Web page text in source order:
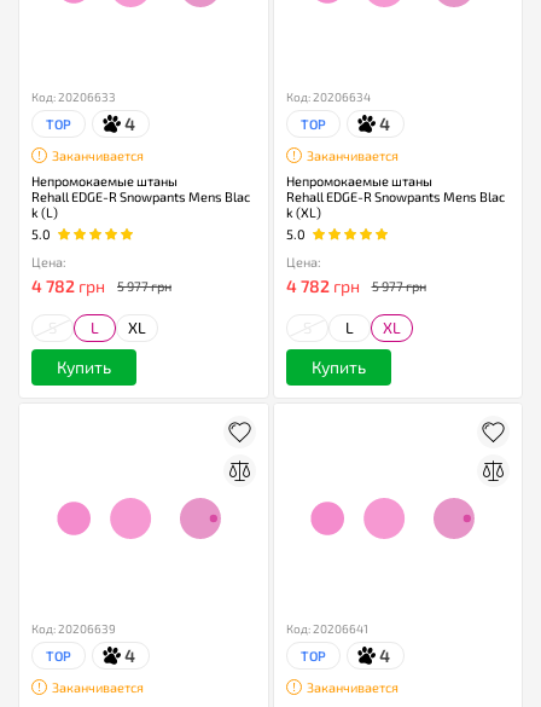
Код: 20206633
TOP 4
Заканчивается
Непромокаемые штаны
Rehall EDGE-R Snowpants Mens Blac
k (L)
5.0
Цена:
4 782 грн 5 977 грн
L XL
Купить
Код: 20206634
TOP 4
Заканчивается
Непромокаемые штаны
Rehall EDGE-R Snowpants Mens Blac
k (XL)
5.0
Цена:
4 782грн 5 977 грн
L XL
Купить
Код: 20206639
TOP 4
Заканчивается
Код: 20206641
TOP 4
Заканчивается